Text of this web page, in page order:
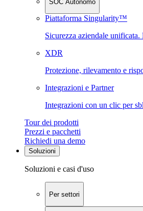
SOC Autonomo
Piattaforma Singularity™
Sicurezza aziendale
XDR
Protezione, rilevamento e
Integrazioni e Partner
Integrazioni con un clic per
Tour dei prodotti
Prezzi e pacchetti
Richiedi una demo
Soluzioni
Soluzioni e casi d'uso
Per settori